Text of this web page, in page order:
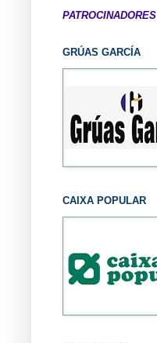
PATROCINADORES
GRÚAS GARCÍA
CAIXA POPULAR